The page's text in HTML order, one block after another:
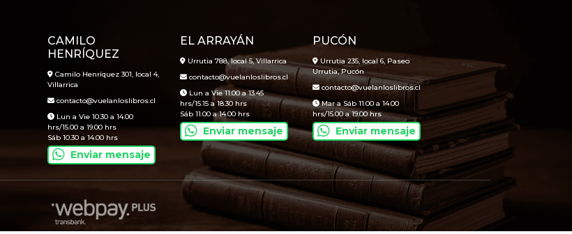
CAMILO
HENRÍQUEZ
Camilo Henríquez 301, local 4,
Villarrica
contacto@vuelanloslibros.cl
Lun a Vie 10.30 a 14.00
hrs/15.00 a 19.00 hrs
Sáb 10.30 a 14.00 hrs
Enviar mensaje
EL ARRAYÁN
Urrutia 788, local 5, Villarrica
contacto@vuelanloslibros.cl
Lun a Vie 11.00 a 13.45
hrs/15.15 a 18.30 hrs
Sáb 11.00 a 14.00 hrs
Enviar mensaje
PUCÓN
Urrutia 235, local 6, Paseo
Urrutia, Pucón
contacto@vuelanloslibros.cl
Mar a Sáb 11.00 a 14.00
hrs/15.00 a 19.00 hrs
Enviar mensaje